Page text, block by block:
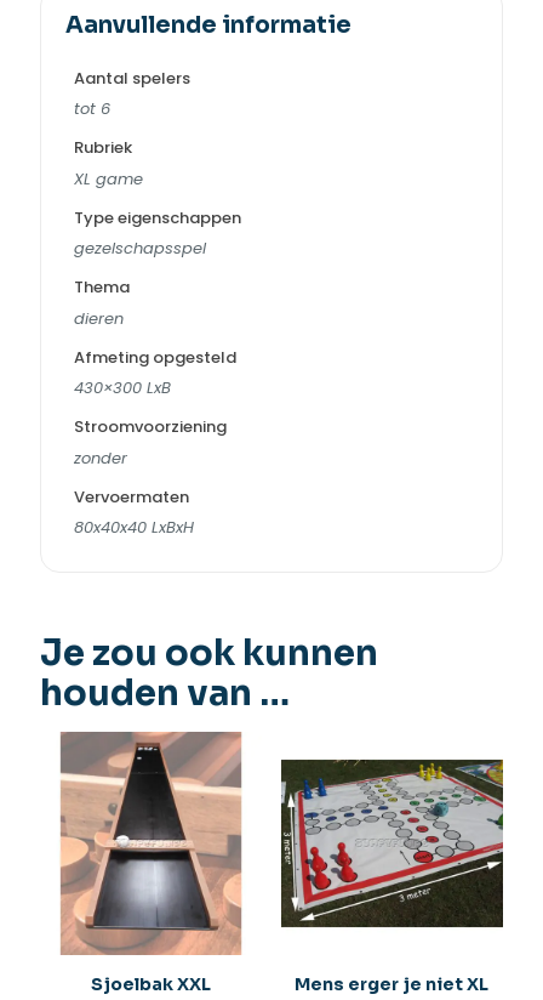
Aanvullende informatie
Aantal spelers
tot 6
Rubriek
XL game
Type eigenschappen
gezelschapsspel
Thema
dieren
Afmeting opgesteld
430×300 LxB
Stroomvoorziening
zonder
Vervoermaten
80x40x40 LxBxH
Je zou ook kunnen
houden van …
Sjoelbak XXL Mens erger je niet XL